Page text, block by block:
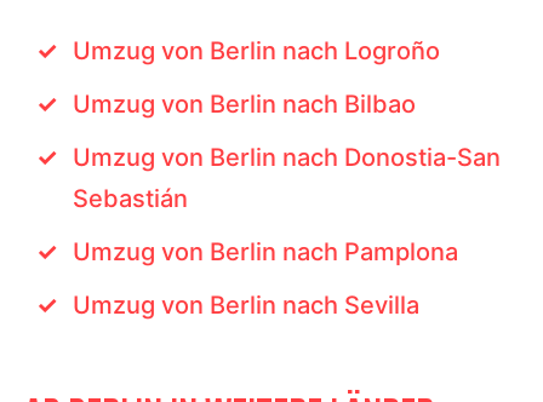
Umzug von Berlin nach Logroño
Umzug von Berlin nach Bilbao
Umzug von Berlin nach Donostia-San
Sebastián
Umzug von Berlin nach Pamplona
Umzug von Berlin nach Sevilla